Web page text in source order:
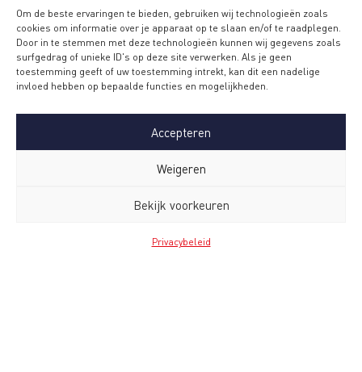
Om de beste ervaringen te bieden, gebruiken wij technologieën zoals
cookies om informatie over je apparaat op te slaan en/of te raadplegen.
Door in te stemmen met deze technologieën kunnen wij gegevens zoals
surfgedrag of unieke ID's op deze site verwerken. Als je geen
toestemming geeft of uw toestemming intrekt, kan dit een nadelige
invloed hebben op bepaalde functies en mogelijkheden.
Accepteren
Weigeren
Bekijk voorkeuren
Privacybeleid
Fulfilment cases
Laat je inspireren door de praktijk en ontdek hoe
succesvolle organisaties met ambitie meer resultaat
boeken door de fulfilment geheel of gedeeltelijk aan SBJ
uit te besteden.